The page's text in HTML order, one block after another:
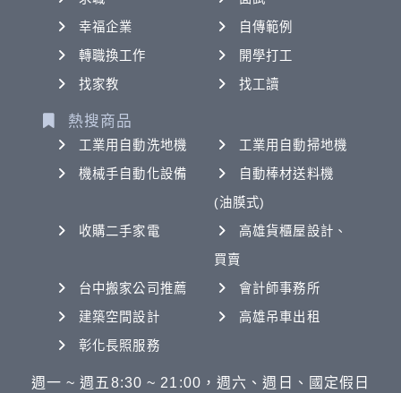
幸福企業
自傳範例
轉職換工作
開學打工
找家教
找工讀
熱搜商品
工業用自動洗地機
工業用自動掃地機
機械手自動化設備
自動棒材送料機
(油膜式)
收購二手家電
高雄貨櫃屋設計、
買賣
台中搬家公司推薦
會計師事務所
建築空間設計
高雄吊車出租
彰化長照服務
週一 ~ 週五8:30 ~ 21:00，週六、週日、國定假日